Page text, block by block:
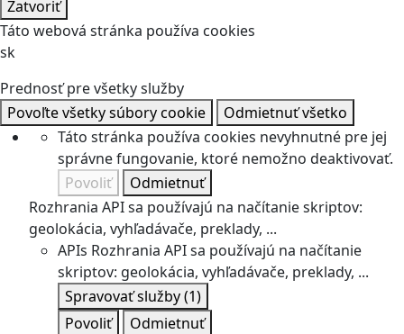
Zatvoriť
Táto webová stránka používa cookies
sk
Prednosť pre všetky služby
Povoľte všetky súbory cookie
Odmietnuť všetko
Táto stránka používa cookies nevyhnutné pre jej
správne fungovanie, ktoré nemožno deaktivovať.
Povoliť
Odmietnuť
Rozhrania API sa používajú na načítanie skriptov:
geolokácia, vyhľadávače, preklady, ...
APIs Rozhrania API sa používajú na načítanie
skriptov: geolokácia, vyhľadávače, preklady, ...
Spravovať služby(1)
Povoliť
Odmietnuť